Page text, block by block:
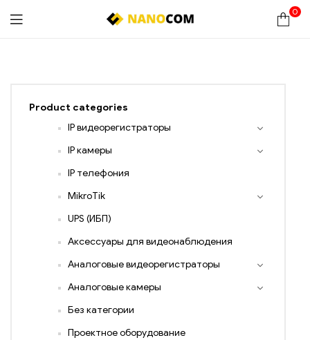
0
Product categories
IP видеорегистраторы
IP камеры
IP телефония
MikroTik
UPS (ИБП)
Аксессуары для видеонаблюдения
Аналоговые видеорегистраторы
Аналоговые камеры
Без категории
Проектное оборудование